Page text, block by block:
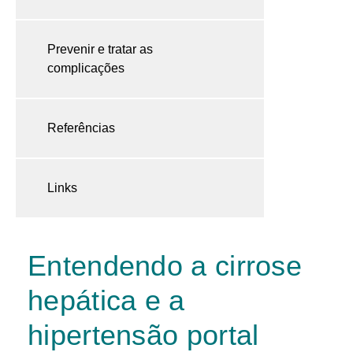
Prevenir e tratar as
complicações
Referências
Links
Entendendo a cirrose
hepática e a
hipertensão portal